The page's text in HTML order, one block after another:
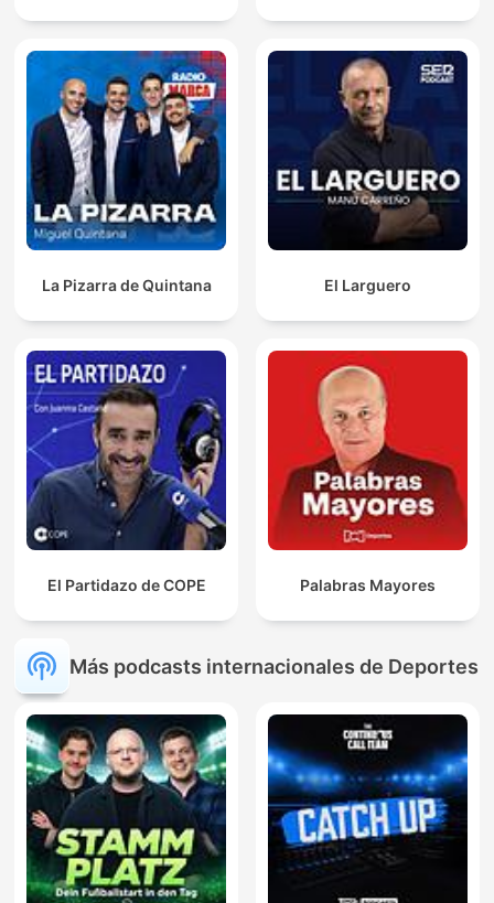
La Pizarra de Quintana El Larguero
El Partidazo de COPE Palabras Mayores
Más podcasts internacionales de Deportes